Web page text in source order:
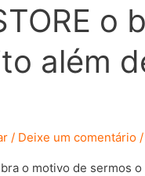
o
além
/ Deixe um comentário
o motivo de sermos